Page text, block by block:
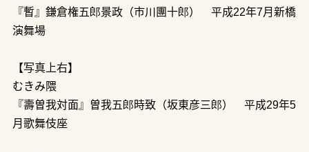
『暫』鎌倉権五郎景政（市川團十郎） 平成22年7月新橋
演舞場
【写真上右】
むきみ隈
『壽曽我対面』曽我五郎時致（坂東彦三郎） 平成29年5
月歌舞伎座